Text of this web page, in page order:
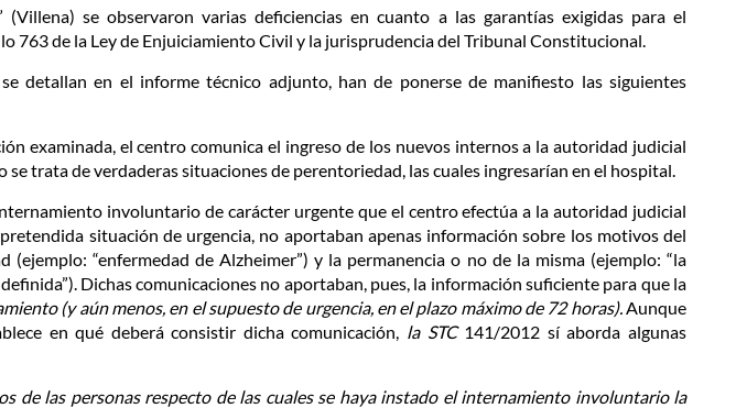
se observaron varias deficiencias en cuanto a las garantías exigidas para el
de la Ley de Enjuiciamiento Civil y la jurisprudencia del Tribunal Constitucional.
detallan en el informe técnico adjunto, han de ponerse de manifiesto las siguientes
examinada, el centro comunica el ingreso de los nuevos internos a la autoridad judicial
trata de verdaderas situaciones de perentoriedad, las cuales ingresarían en el hospital.
involuntario de carácter urgente que el centro efectúa a la autoridad judicial
situación de urgencia, no aportaban apenas información sobre los motivos del
“enfermedad de Alzheimer”) y la permanencia o no de la misma (ejemplo: “la
Dichas comunicaciones no aportaban, pues, la información suficiente para que la
(y aún menos, en el supuesto de urgencia, en el plazo máximo de 72 horas).Aunque
en qué deberá consistir dicha comunicación, la STC 141/2012 sí aborda algunas
de las personas respecto de las cuales se haya instado el internamiento involuntario la